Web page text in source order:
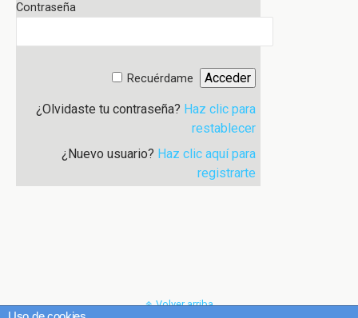
Contraseña
Recuérdame
¿Olvidaste tu contraseña? Haz clic para
restablecer
¿Nuevo usuario? Haz clic aquí para
registrarte
Volver arriba